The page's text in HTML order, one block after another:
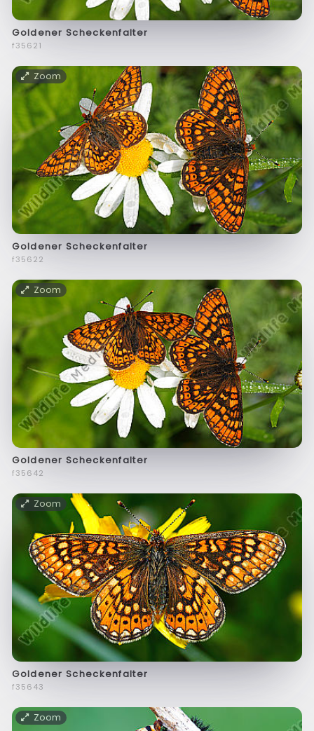
Goldener Scheckenfalter
f35621
Zoom
Goldener Scheckenfalter
f35622
Zoom
Goldener Scheckenfalter
f35642
Zoom
Goldener Scheckenfalter
f35643
Zoom